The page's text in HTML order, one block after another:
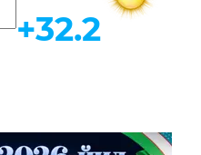
Об-ҳаво
+32.2